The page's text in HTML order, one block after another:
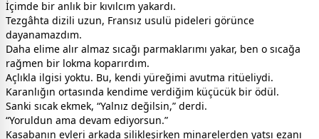
İçimde bir anlık bir kıvılcım yakardı.
Tezgâhta dizili uzun, Fransız usulü pideleri görünce
dayanamazdım.
Daha elime alır almaz sıcağı parmaklarımı yakar, ben o sıcağa
rağmen bir lokma koparırdım.
Açlıkla ilgisi yoktu. Bu, kendi yüreğimi avutma ritüeliydi.
Karanlığın ortasında kendime verdiğim küçücük bir ödül.
Sanki sıcak ekmek, “Yalnız değilsin,” derdi.
“Yoruldun ama devam ediyorsun.”
Kasabanın evleri arkada silikleşirken minarelerden yatsı ezanı